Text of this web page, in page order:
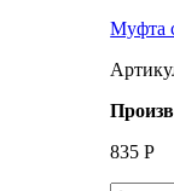
Муфта
835 Р